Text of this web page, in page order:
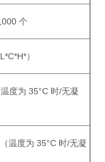
个
）
（温度为 35°C 时/无凝
下（温度为 35°C 时/无凝